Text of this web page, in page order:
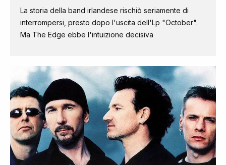
La storia della band irlandese rischiò seriamente di
interrompersi, presto dopo l'uscita dell'Lp "October".
Ma The Edge ebbe l'intuizione decisiva